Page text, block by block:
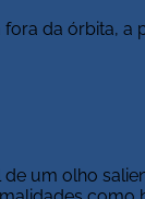
da órbita, a
um olho